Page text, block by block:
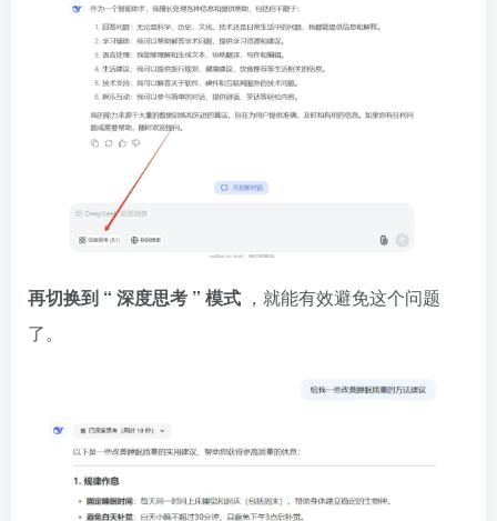
再切换到 “ 深度思考 ” 模式 ，就能有效避免这个问题
了。